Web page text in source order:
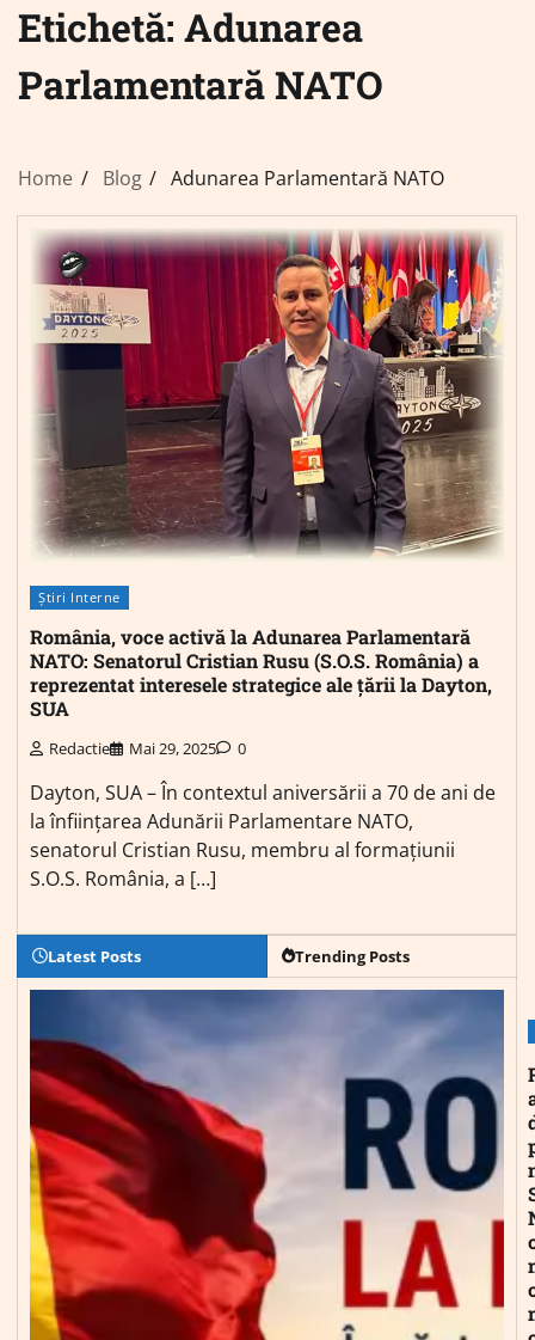
Etichetă: Adunarea
Parlamentară NATO
Home Blog Adunarea Parlamentară NATO
Știri Interne
România, voce activă la Adunarea Parlamentară
NATO: Senatorul Cristian Rusu (S.O.S. România) a
reprezentat interesele strategice ale țării la Dayton,
SUA
Redactie Mai 29, 2025 0
Dayton, SUA – În contextul aniversării a 70 de ani de
la înființarea Adunării Parlamentare NATO,
senatorul Cristian Rusu, membru al formațiunii
S.O.S. România, a […]
Latest Posts Trending Posts